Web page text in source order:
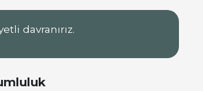
davranırız.